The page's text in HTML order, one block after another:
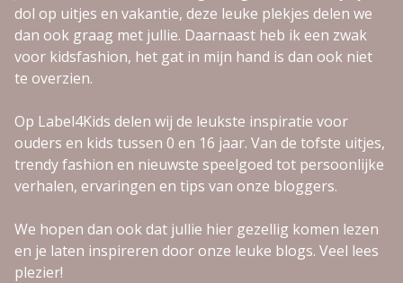
dol op uitjes en vakantie, deze leuke plekjes delen we
dan ook graag met jullie. Daarnaast heb ik een zwak
voor kidsfashion, het gat in mijn hand is dan ook niet
te overzien.
Op Label4Kids delen wij de leukste inspiratie voor
ouders en kids tussen 0 en 16 jaar. Van de tofste uitjes,
trendy fashion en nieuwste speelgoed tot persoonlijke
verhalen, ervaringen en tips van onze bloggers.
We hopen dan ook dat jullie hier gezellig komen lezen
en je laten inspireren door onze leuke blogs. Veel lees
plezier!